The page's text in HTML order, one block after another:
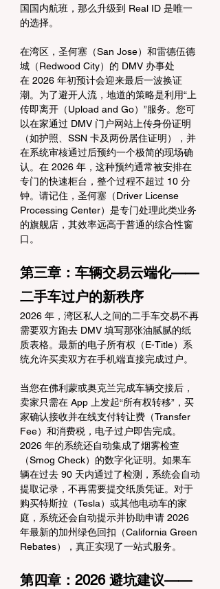
国国内航班，那么升级到 Real ID 是唯一
的选择。
在湾区，圣何塞（San Jose）和雷德伍德
城（Redwood City）的 DMV 办事处
在 2026 年初预计会迎来最后一波换证
潮。为了避开人流，地道的策略是利用“上
传即离开（Upload and Go）”服务。您可
以在家通过 DMV 门户网站上传身份证明
（如护照、SSN 卡及两份居住证明），并
在系统审核通过后预约一个极简的现场确
认。在 2026 年，这种预约通常被安排在
专门的快速柜台，整个过程不超过 10 分
钟。请记住，圣何塞（Driver License
Processing Center）是专门处理此类业务
的旗舰店，其效率远高于普通的综合性窗
口。
第三章：车辆交易云端化——
二手车过户的新秩序
2026 年，湾区私人之间的二手车交易不再
需要双方跑去 DMV 填写那张油腻腻的纸
质表格。最新的电子所有权（E-Title）系
统允许买卖双方在手机端直接完成过户。
当您在佛利蒙或奥克兰完成车辆交接后，
卖家只需在 App 上发起“所有权转移”，买
家确认接收并在线支付转让费（Transfer
Fee）和消费税，电子过户即告完成。
2026 年的系统还自动集成了烟雾检查
（Smog Check）的数字化证明。如果车
辆在过去 90 天内通过了检测，系统会自动
提取记录，不再需要提交纸质凭证。对于
购买特斯拉（Tesla）或其他电动车的家
庭，系统还会自动提示并协助申请 2026
年最新的加州绿色回扣（California Green
Rebates），真正实现了一站式服务。
第四章：2026 避坑建议——